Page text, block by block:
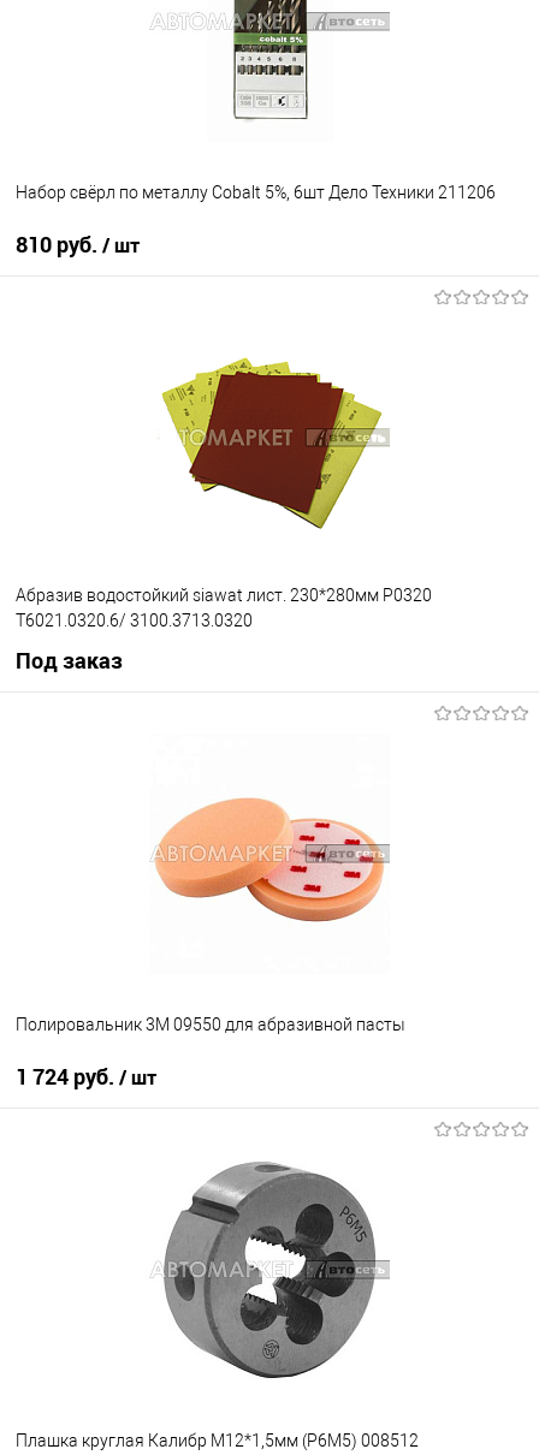
Набор свёрл по металлу Cobalt 5%, 6шт Дело Техники 211206
810 руб. / шт
В наличии
Абразив водостойкий siawat лист. 230*280мм P0320
T6021.0320.6/ 3100.3713.0320
Под заказ
Полировальник 3М 09550 для абразивной пасты
1 724 руб. / шт
В наличии
Плашка круглая Калибр М12*1,5мм (Р6М5) 008512